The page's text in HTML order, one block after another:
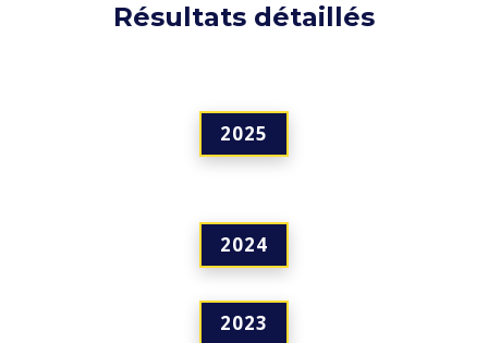
Résultats détaillés
2025
2024
2023